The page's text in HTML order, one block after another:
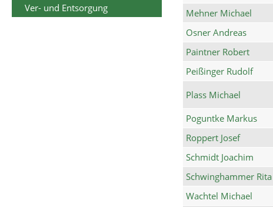
Ver- und Entsorgung
Mehner Michael
Osner Andreas
Paintner Robert
Peißinger Rudolf
Plass Michael
Poguntke Markus
Roppert Josef
Schmidt Joachim
Schwinghammer Rita
Wachtel Michael